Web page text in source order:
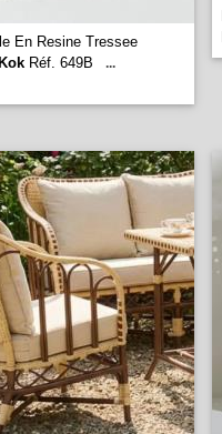
En Resine Tressee
Kok Réf. 649B
...